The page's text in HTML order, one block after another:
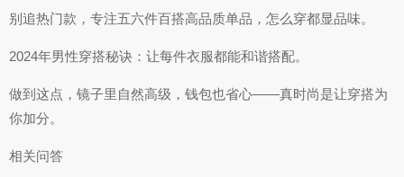
别追热门款，专注五六件百搭高品质单品，怎么穿都显品味。
2024年男性穿搭秘诀：让每件衣服都能和谐搭配。
做到这点，镜子里自然高级，钱包也省心——真时尚是让穿搭为
你加分。
相关问答